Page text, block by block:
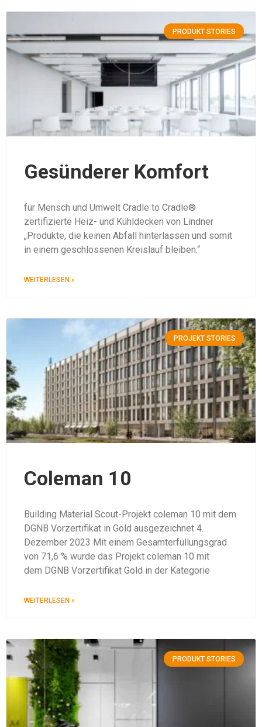
PRODUKT STORIES
Gesünderer Komfort
für Mensch und Umwelt Cradle to Cradle®
zertifizierte Heiz- und Kühldecken von Lindner
„Produkte, die keinen Abfall hinterlassen und somit
in einem geschlossenen Kreislauf bleiben.“
WEITERLESEN »
PROJEKT STORIES
Coleman 10
Building Material Scout-Projekt coleman 10 mit dem
DGNB Vorzertifikat in Gold ausgezeichnet 4.
Dezember 2023 Mit einem Gesamterfüllungsgrad
von 71,6 % wurde das Projekt coleman 10 mit
dem DGNB Vorzertifikat Gold in der Kategorie
WEITERLESEN »
PRODUKT STORIES